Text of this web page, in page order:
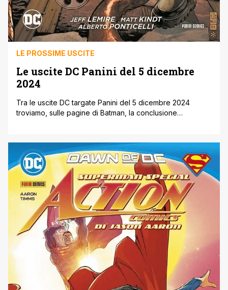
LE PROSSIME USCITE
Le uscite DC Panini del 5 dicembre
2024
Tra le uscite DC targate Panini del 5 dicembre 2024
troviamo, sulle pagine di Batman, la conclusione
edizione l’acclamata antologia Solo, in cui tanti autori (tra
cui i compianti Tim Sale e Darwin Cooke) hanno dato
libero [']